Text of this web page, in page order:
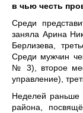
в чью честь
Среди
заняла Арина
Берлизева,
Среди мужчин
№ 3), второе
управление),
Неделей раньше
района,